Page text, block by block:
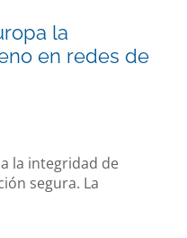
la
en redes de
la integridad de
segura. La